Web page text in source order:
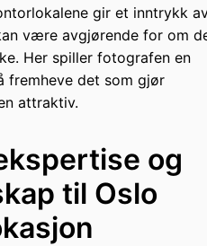
gir et inntrykk
være avgjørende for om
Her spiller fotografen en
fremheve det som gjør
attraktiv.
og
til Oslo